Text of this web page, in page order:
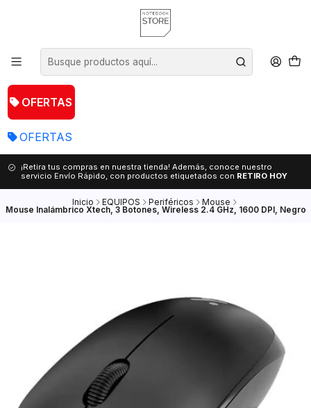
OFERTAS
OFERTAS
¡Retira tus compras en nuestra tienda! Además, conoce nuestro
servicio Envío Rápido, con productos etiquetados con RETIRO HOY
Inicio EQUIPOS Periféricos Mouse
Mouse Inalámbrico Xtech, 3 Botones, Wireless 2.4 GHz, 1600 DPI, Negro